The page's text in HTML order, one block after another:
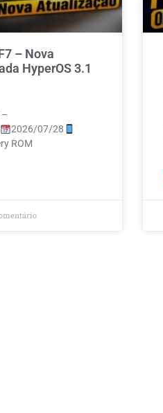
– Nova
HyperOS 3.1
–
2026/07/28
ROM